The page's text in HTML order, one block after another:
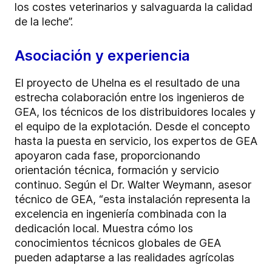
los costes veterinarios y salvaguarda la calidad
de la leche”.
Asociación y experiencia
El proyecto de Uhelna es el resultado de una
estrecha colaboración entre los ingenieros de
GEA, los técnicos de los distribuidores locales y
el equipo de la explotación. Desde el concepto
hasta la puesta en servicio, los expertos de GEA
apoyaron cada fase, proporcionando
orientación técnica, formación y servicio
continuo. Según el Dr. Walter Weymann, asesor
técnico de GEA, “esta instalación representa la
excelencia en ingeniería combinada con la
dedicación local. Muestra cómo los
conocimientos técnicos globales de GEA
pueden adaptarse a las realidades agrícolas